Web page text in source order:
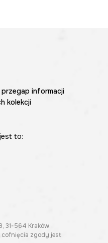
przegap informacji
kolekcji
to:
31-564 Kraków.
cofnięcia zgody jest